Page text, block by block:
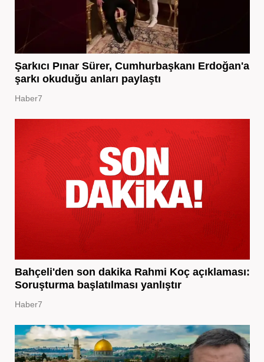
Şarkıcı Pınar Sürer, Cumhurbaşkanı Erdoğan'a
şarkı okuduğu anları paylaştı
Haber7
Bahçeli'den son dakika Rahmi Koç açıklaması:
Soruşturma başlatılması yanlıştır
Haber7